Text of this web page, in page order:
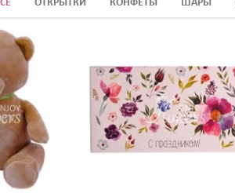
ОТКРЫТКИ КОНФЕТЫ ШАРЫ